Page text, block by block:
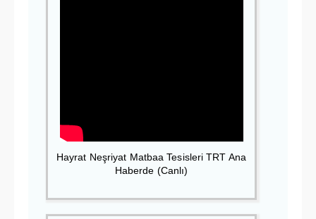
Hayrat Neşriyat Matbaa Tesisleri TRT Ana
Haberde (Canlı)